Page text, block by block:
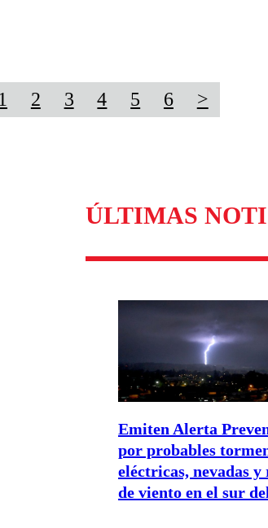
1 2 3 4 5 6 >
ÚLTIMAS
Emiten Alerta
por probables
eléctricas, nevadas y
de viento en el sur